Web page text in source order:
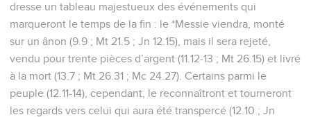
dresse un tableau majestueux des événements qui
marqueront le temps de la fin : le *Messie viendra, monté
sur un ânon (9.9 ; Mt 21.5 ; Jn 12.15), mais il sera rejeté,
vendu pour trente pièces d’argent (11.12-13 ; Mt 26.15) et livré
à la mort (13.7 ; Mt 26.31 ; Mc 24.27). Certains parmi le
peuple (12.11-14), cependant, le reconnaîtront et tourneront
les regards vers celui qui aura été transpercé (12.10 ; Jn